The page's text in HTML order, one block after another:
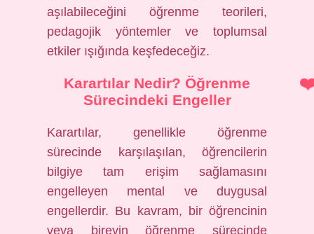
aşılabileceğini öğrenme teorileri,
pedagojik yöntemler ve toplumsal
etkiler ışığında keşfedeceğiz.
Karartılar Nedir? Öğrenme
Sürecindeki Engeller
Karartılar, genellikle öğrenme
sürecinde karşılaşılan, öğrencilerin
bilgiye tam erişim sağlamasını
engelleyen mental ve duygusal
engellerdir. Bu kavram, bir öğrencinin
veya bireyin öğrenme sürecinde